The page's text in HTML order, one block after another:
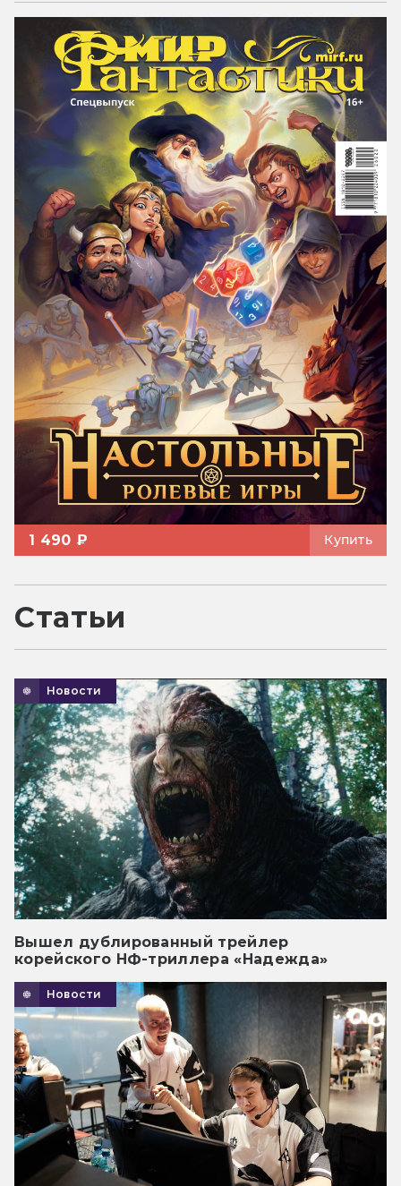
1 490 ₽ Купить
Статьи
Новости
Вышел дублированный трейлер
корейского НФ-триллера «Надежда»
Новости